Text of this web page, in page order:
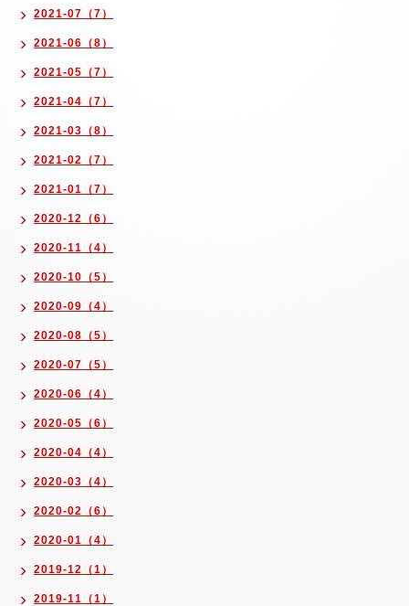
2021-07（7）
2021-06（8）
2021-05（7）
2021-04（7）
2021-03（8）
2021-02（7）
2021-01（7）
2020-12（6）
2020-11（4）
2020-10（5）
2020-09（4）
2020-08（5）
2020-07（5）
2020-06（4）
2020-05（6）
2020-04（4）
2020-03（4）
2020-02（6）
2020-01（4）
2019-12（1）
2019-11（1）